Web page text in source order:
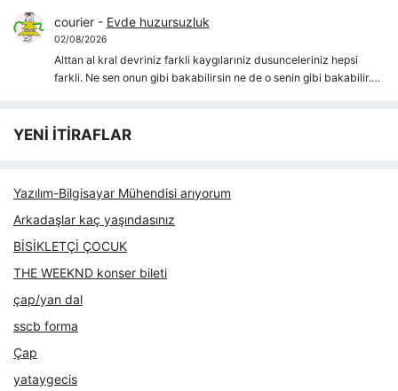
courier- Evde huzursuzluk
02/08/2026
Alttan al kral devriniz farkli kaygılarıniz dusunceleriniz hepsi
farkli. Ne sen onun gibi bakabilirsin ne de o senin gibi bakabilir.…
YENİ İTİRAFLAR
Yazılım-Bilgisayar Mühendisi arıyorum
Arkadaşlar kaç yaşındasınız
BİSİKLETÇİ ÇOCUK
THE WEEKND konser bileti
çap/yan dal
sscb forma
Çap
yataygecis